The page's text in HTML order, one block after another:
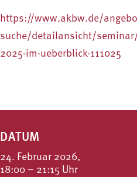
https://www.akbw.de/
suche/detailansicht/
2025-im-ueberblick-111025
DATUM
24. Februar 2026,
18:00 – 21:15 Uhr